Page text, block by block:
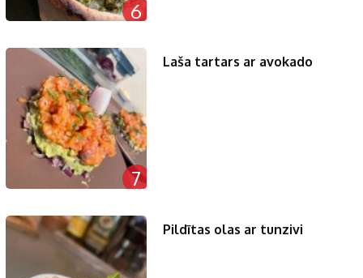
6
7
Laša tartars ar avokado
Pildītas olas ar tunzivi